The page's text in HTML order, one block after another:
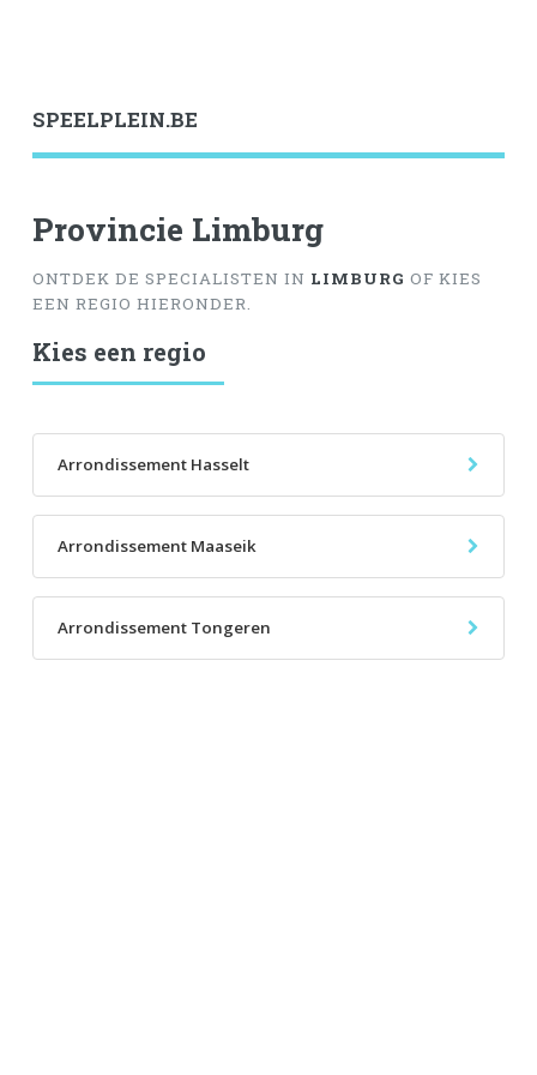
SPEELPLEIN.BE
Provincie Limburg
ONTDEK DE SPECIALISTEN IN LIMBURG OF KIES
EEN REGIO HIERONDER.
Kies een regio
Arrondissement Hasselt
Arrondissement Maaseik
Arrondissement Tongeren